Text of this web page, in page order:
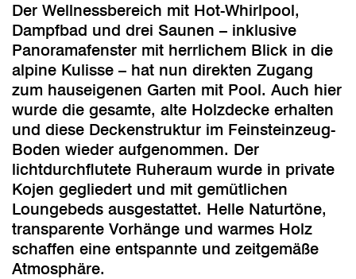
Der Wellnessbereich mit Hot-Whirlpool,
Dampfbad und drei Saunen – inklusive
Panoramafenster mit herrlichem Blick in die
alpine Kulisse – hat nun direkten Zugang
zum hauseigenen Garten mit Pool. Auch hier
wurde die gesamte, alte Holzdecke erhalten
und diese Deckenstruktur im Feinsteinzeug-
Boden wieder aufgenommen. Der
lichtdurchflutete Ruheraum wurde in private
Kojen gegliedert und mit gemütlichen
Loungebeds ausgestattet. Helle Naturtöne,
transparente Vorhänge und warmes Holz
schaffen eine entspannte und zeitgemäße
Atmosphäre.